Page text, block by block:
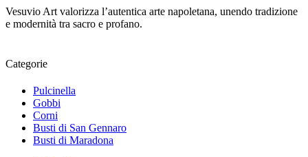
Vesuvio Art valorizza l’autentica arte napoletana, unendo tradizione
e modernità tra sacro e profano.
Categorie
Pulcinella
Gobbi
Corni
Busti di San Gennaro
Busti di Maradona